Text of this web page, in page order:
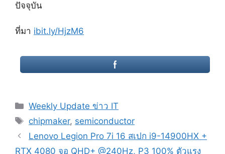
ปัจจุบัน
ที่มา ibit.ly/HjzM6
Categories
Weekly Update ข่าว IT
Tags
chipmaker, semiconductor
Post
navigation
Lenovo Legion Pro 7i 16 สเปก i9-14900HX +
RTX 4080 จอ QHD+ @240Hz, P3 100% ตัวแรง